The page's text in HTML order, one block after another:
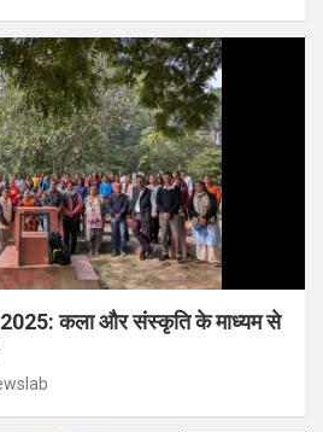
2025: कला और संस्कृति के माध्यम से